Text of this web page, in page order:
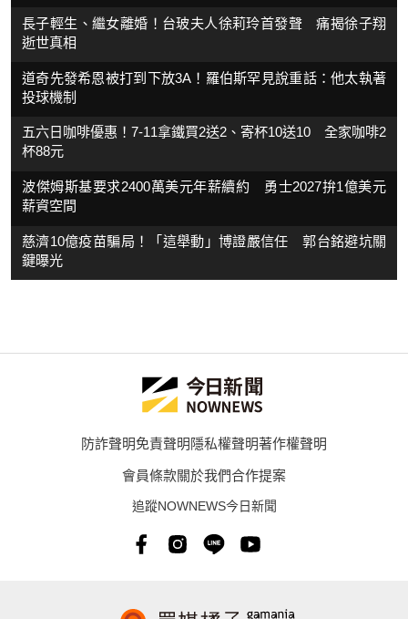
長子輕生、繼女離婚！台玻夫人徐莉玲首發聲 痛揭徐子翔
逝世真相
道奇先發希恩被打到下放3A！羅伯斯罕見說重話：他太執著
投球機制
五六日咖啡優惠！7-11拿鐵買2送2、寄杯10送10 全家咖啡2
杯88元
波傑姆斯基要求2400萬美元年薪續約 勇士2027拚1億美元
薪資空間
慈濟10億疫苗騙局！「這舉動」博證嚴信任 郭台銘避坑關
鍵曝光
防詐聲明免責聲明隱私權聲明著作權聲明
會員條款關於我們合作提案
追蹤NOWNEWS今日新聞